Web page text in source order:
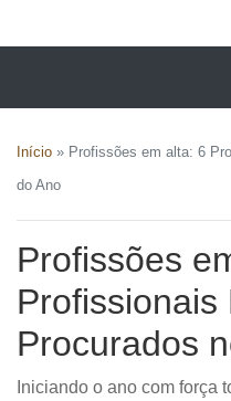
Início » Profissões em alta: 6
do Ano
Profissões
Profissionais
Procurados
Iniciando o ano com força